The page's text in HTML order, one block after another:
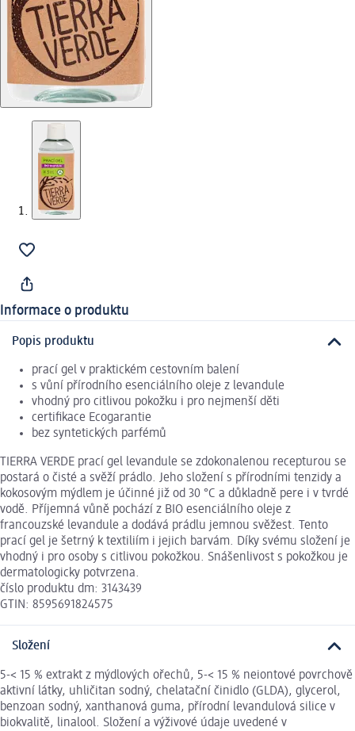
Informace o produktu
Popis produktu
prací gel v praktickém cestovním balení
s vůní přírodního esenciálního oleje z levandule
vhodný pro citlivou pokožku i pro nejmenší děti
certifikace Ecogarantie
bez syntetických parfémů
TIERRA VERDE prací gel levandule se zdokonalenou recepturou se
postará o čisté a svěží prádlo. Jeho složení s přírodními tenzidy a
kokosovým mýdlem je účinné již od 30 °C a důkladně pere i v tvrdé
vodě. Příjemná vůně pochází z BIO esenciálního oleje z
francouzské levandule a dodává prádlu jemnou svěžest. Tento
prací gel je šetrný k textiliím i jejich barvám. Díky svému složení je
vhodný i pro osoby s citlivou pokožkou. Snášenlivost s pokožkou je
dermatologicky potvrzena.
číslo produktu dm: 3143439
GTIN: 8595691824575
Složení
5-< 15 % extrakt z mýdlových ořechů, 5-< 15 % neiontové povrchově
aktivní látky, uhličitan sodný, chelatační činidlo (GLDA), glycerol,
benzoan sodný, xanthanová guma, přírodní levandulová silice v
biokvalitě, linalool. Složení a výživové údaje uvedené v